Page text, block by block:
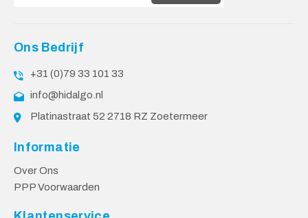
Ons Bedrijf
+31 (0)79 33 101 33
info@hidalgo.nl
Platinastraat 52 2718 RZ Zoetermeer
Informatie
Over Ons
PPP Voorwaarden